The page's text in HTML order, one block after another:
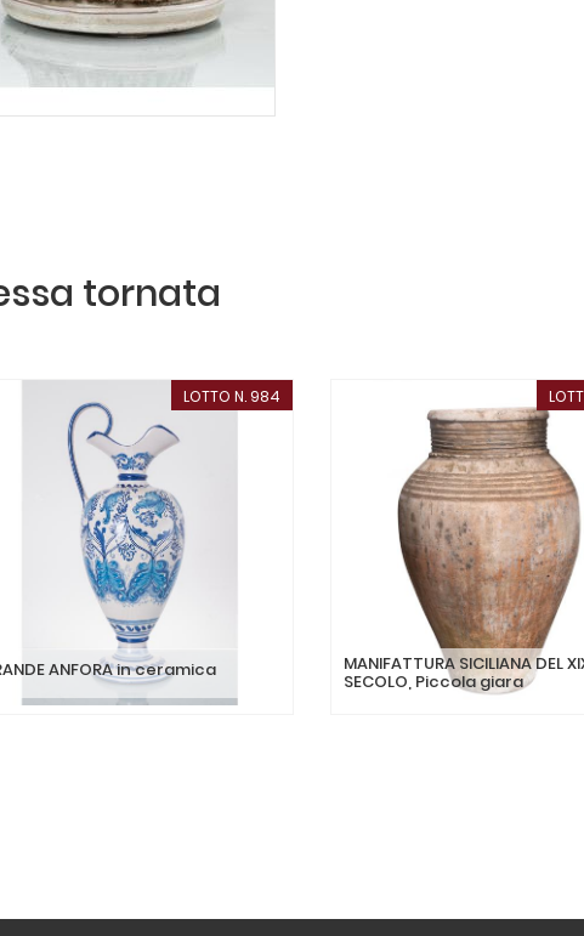
tornata
LOTTO N. 984
ANFORA in ceramica MANIFATTURA SICILIANA DEL
SECOLO, Piccola giara